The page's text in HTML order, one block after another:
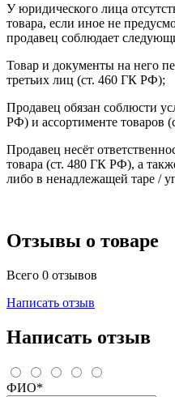
У юридического лица
товара, если иное не
продавец соблюдает
Товар и документы на него
третьих лиц (ст. 460 ГК РФ);
Продавец обязан соблюсти
РФ) и ассортименте товаров
Продавец несёт
товара (ст. 480 ГК РФ), а
либо в ненадлежащей таре /
Отзывы о товаре
Всего 0 отзывов
Написать отзыв
Написать отзыв
ФИО*